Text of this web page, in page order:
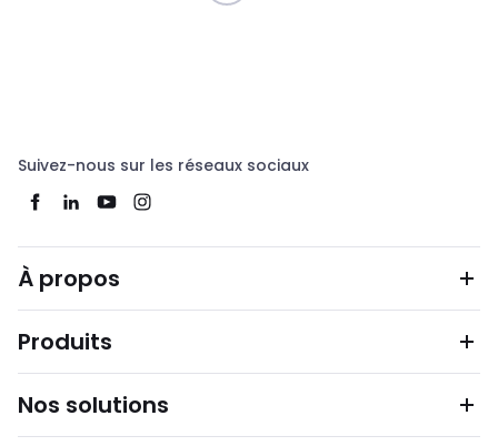
Suivez-nous sur les réseaux sociaux
À propos
Produits
Nos solutions